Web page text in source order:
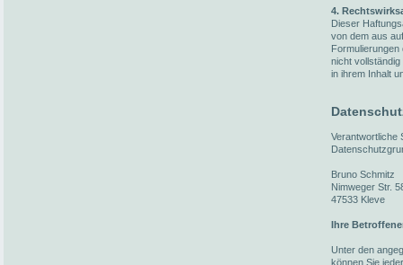
4.
Dieser
von dem aus
nicht
in ihrem Inhalt
Verantwortliche
Bruno Schmitz
Nimweger Str.
47533 Kleve
Ihre
Unter den
können Sie